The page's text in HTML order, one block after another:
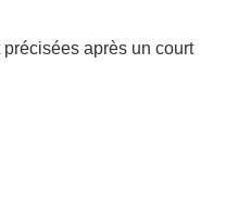
après un court